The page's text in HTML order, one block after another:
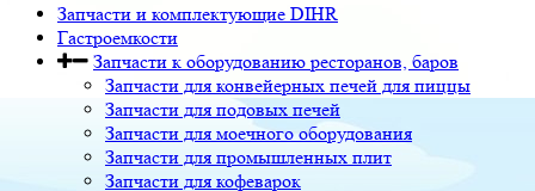
Запчасти и комплектующие DIHR
Гастроемкости
Запчасти к оборудованию ресторанов, баров
Запчасти для конвейерных печей для пиццы
Запчасти для подовых печей
Запчасти для моечного оборудования
Запчасти для промышленных плит
Запчасти для кофеварок